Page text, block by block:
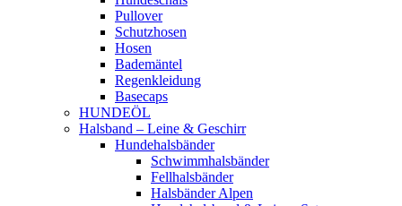
Pullover
Schutzhosen
Hosen
Bademäntel
Regenkleidung
Basecaps
HUNDEÖL
Halsband – Leine & Geschirr
Hundehalsbänder
Schwimmhalsbänder
Fellhalsbänder
Halsbänder Alpen